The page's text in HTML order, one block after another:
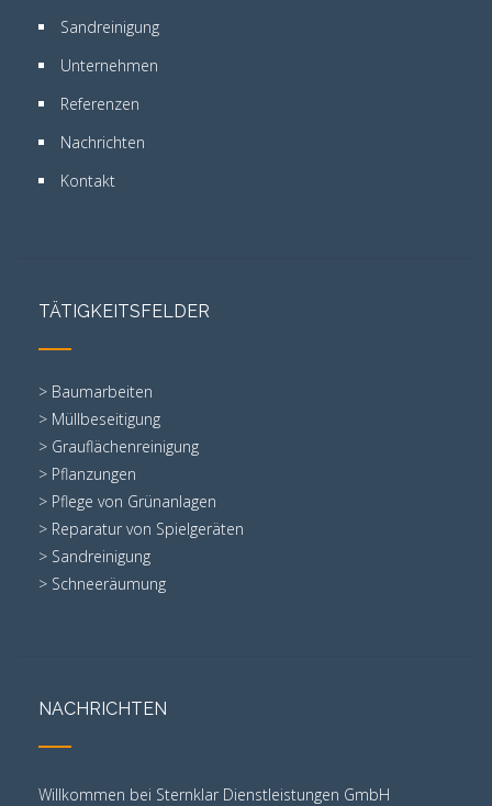
Sandreinigung
Unternehmen
Referenzen
Nachrichten
Kontakt
TÄTIGKEITSFELDER
> Baumarbeiten
> Müllbeseitigung
> Grauflächenreinigung
> Pflanzungen
> Pflege von Grünanlagen
> Reparatur von Spielgeräten
> Sandreinigung
> Schneeräumung
NACHRICHTEN
Willkommen bei Sternklar Dienstleistungen GmbH